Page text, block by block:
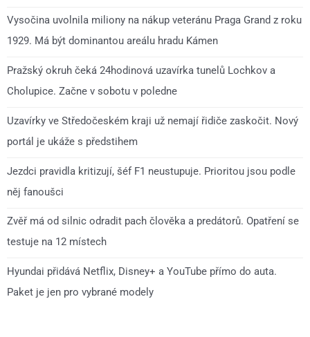
Vysočina uvolnila miliony na nákup veteránu Praga Grand z roku
1929. Má být dominantou areálu hradu Kámen
Pražský okruh čeká 24hodinová uzavírka tunelů Lochkov a
Cholupice. Začne v sobotu v poledne
Uzavírky ve Středočeském kraji už nemají řidiče zaskočit. Nový
portál je ukáže s předstihem
Jezdci pravidla kritizují, šéf F1 neustupuje. Prioritou jsou podle
něj fanoušci
Zvěř má od silnic odradit pach člověka a predátorů. Opatření se
testuje na 12 místech
Hyundai přidává Netflix, Disney+ a YouTube přímo do auta.
Paket je jen pro vybrané modely